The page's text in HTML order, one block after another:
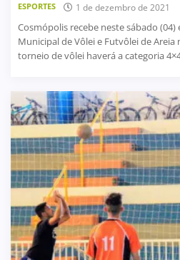
ESPORTES 1 de dezembro de 2021
Cosmópolis recebe neste sábado (04)
Municipal de Vôlei e Futvôlei de Areia
torneio de vôlei haverá a categoria